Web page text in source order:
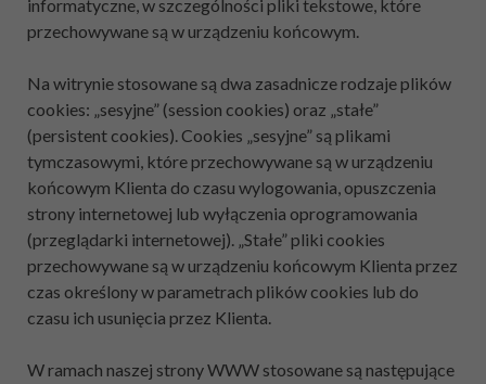
informatyczne, w szczególności pliki tekstowe, które
przechowywane są w urządzeniu końcowym.
Na witrynie stosowane są dwa zasadnicze rodzaje plików
cookies: „sesyjne” (session cookies) oraz „stałe”
(persistent cookies). Cookies „sesyjne” są plikami
tymczasowymi, które przechowywane są w urządzeniu
końcowym Klienta do czasu wylogowania, opuszczenia
strony internetowej lub wyłączenia oprogramowania
(przeglądarki internetowej). „Stałe” pliki cookies
przechowywane są w urządzeniu końcowym Klienta przez
czas określony w parametrach plików cookies lub do
czasu ich usunięcia przez Klienta.
W ramach naszej strony WWW stosowane są następujące